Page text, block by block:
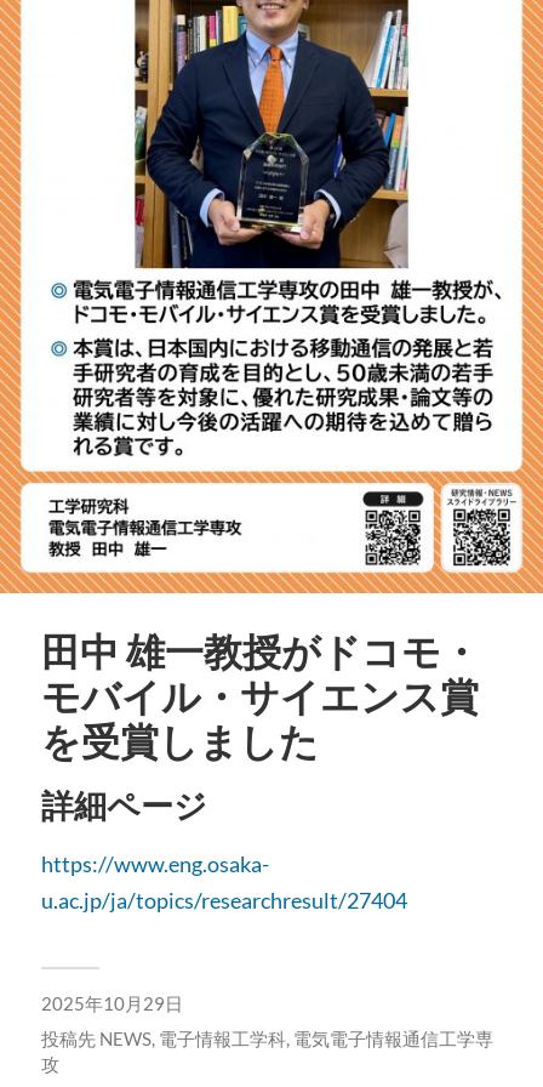
田中 雄一教授がドコモ・
モバイル・サイエンス賞
を受賞しました
詳細ページ
https://www.eng.osaka-
u.ac.jp/ja/topics/researchresult/27404
2025年10月29日
投稿先 NEWS, 電子情報工学科, 電気電子情報通信工学専
攻